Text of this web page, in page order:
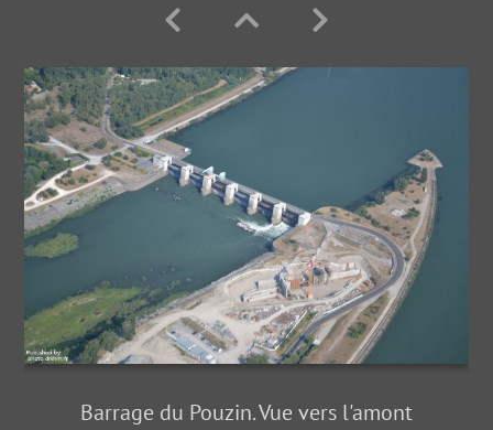
Barrage du Pouzin. Vue vers l'amont